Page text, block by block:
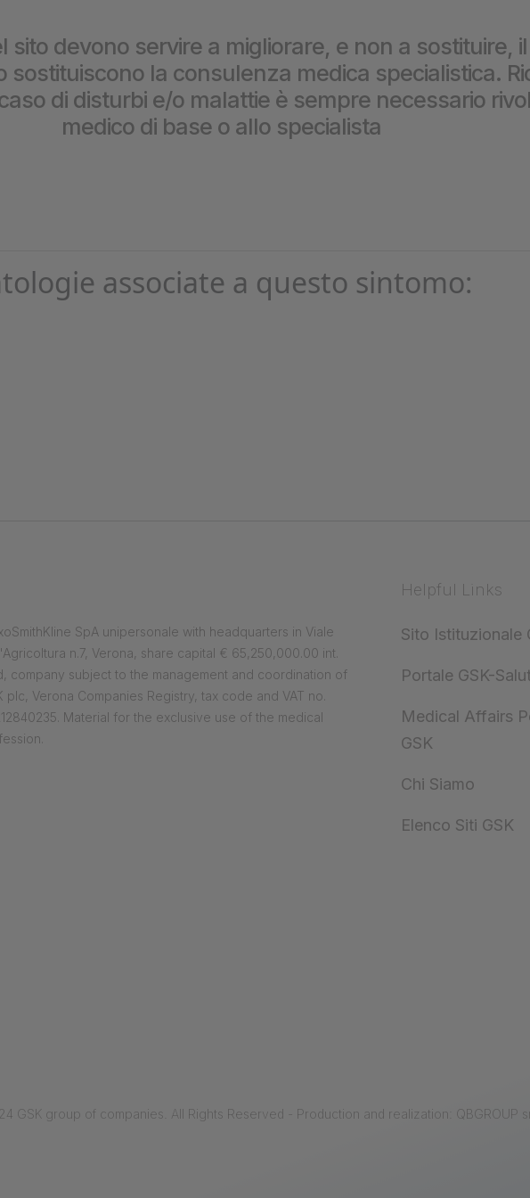
sito devono servire a migliorare, e non a sostituire,
sostituiscono la consulenza medica specialistica.
di disturbi e/o malattie è sempre necessario
medico di base o allo specialista
associate a questo sintomo:
Helpful Links
SpA unipersonale with headquarters in Viale
n.7, Verona, share capital € 65,250,000.00 int.
company subject to the management and coordination of
plc, Verona Companies Registry, tax code and VAT no.
Material for the exclusive use of the medical
Sito Istituzionale
Portale GSK-
Medical Affairs
GSK
Chi Siamo
Elenco Siti GSK
group of companies. All Rights Reserved - Production and realization: QBGROUP